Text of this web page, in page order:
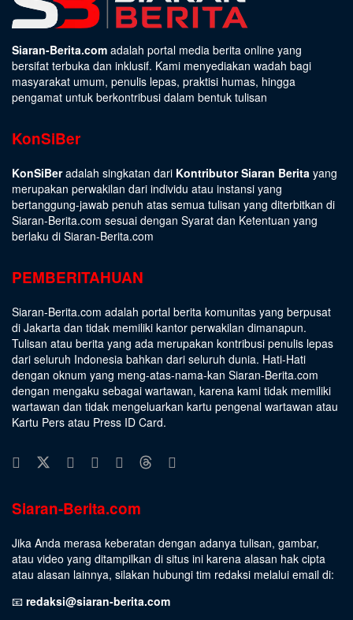
Siaran-Berita.com adalah portal media berita online yang
bersifat terbuka dan inklusif. Kami menyediakan wadah bagi
masyarakat umum, penulis lepas, praktisi humas, hingga
pengamat untuk berkontribusi dalam bentuk tulisan
KonSiBer
KonSiBeradalah singkatan dari Kontributor Siaran Berita yang
merupakan perwakilan dari individu atau instansi yang
bertanggung-jawab penuh atas semua tulisan yang diterbitkan di
Siaran-Berita.com sesuai dengan Syarat dan Ketentuan yang
berlaku di Siaran-Berita.com
PEMBERITAHUAN
Siaran-Berita.com adalah portal berita komunitas yang berpusat
di Jakarta dan tidak memiliki kantor perwakilan dimanapun.
Tulisan atau berita yang ada merupakan kontribusi penulis lepas
dari seluruh Indonesia bahkan dari seluruh dunia. Hati-Hati
dengan oknum yang meng-atas-nama-kan Siaran-Berita.com
dengan mengaku sebagai wartawan, karena kami tidak memiliki
wartawan dan tidak mengeluarkan kartu pengenal wartawan atau
Kartu Pers atau Press ID Card.
Siaran-Berita.com
Jika Anda merasa keberatan dengan adanya tulisan, gambar,
atau video yang ditampilkan di situs ini karena alasan hak cipta
atau alasan lainnya, silakan hubungi tim redaksi melalui email di:
📧 redaksi@siaran-berita.com